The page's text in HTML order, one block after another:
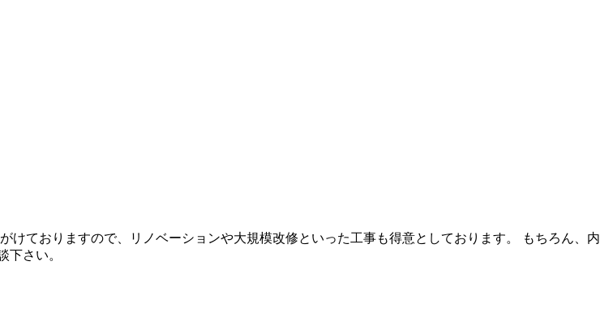
ておりますので、リノベーションや大規模改修といった工事も得意としております。 もちろん、内
下さい。